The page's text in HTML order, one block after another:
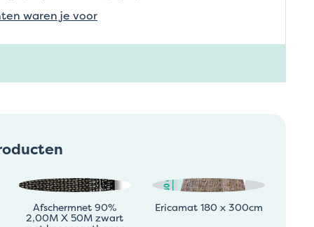
waren je voor
Afschermnet 90%
2,00M X 50M zwart
Ericamat 180 x 300cm